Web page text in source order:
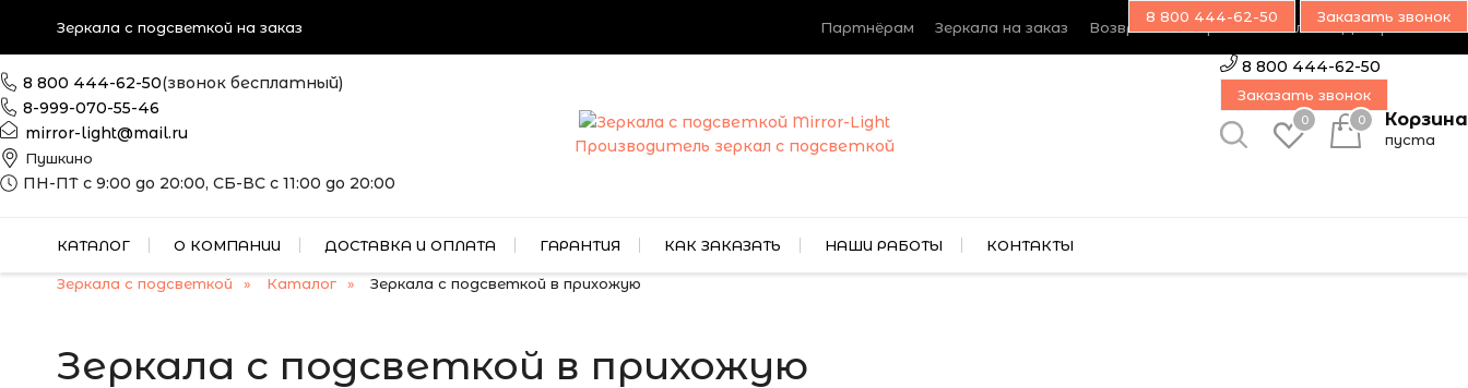
Зеркала с подсветкой на заказ Партнёрам Зеркала на заказ Возврат товара Наш блог Дилерам
Производитель зеркал с подсветкой
8 800 444-62-50(звонок бесплатный)
8-999-070-55-46
mirror-light@mail.ru
Пушкино
ПН-ПТ с 9:00 до 20:00, СБ-ВС с 11:00 до 20:00
8 800 444-62-50
Заказать звонок
0 0 Корзина
пуста
КАТАЛОГ О КОМПАНИИ ДОСТАВКА И ОПЛАТА ГАРАНТИЯ КАК ЗАКАЗАТЬ НАШИ РАБОТЫ КОНТАКТЫ
8 800 444-62-50 Заказать звонок
Зеркала с подсветкой Каталог Зеркала с подсветкой в прихожую
Зеркала с подсветкой в прихожую